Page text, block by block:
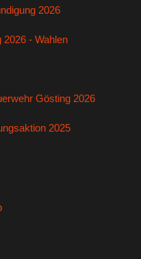
2026
- Wahlen
Gösting 2026
2025